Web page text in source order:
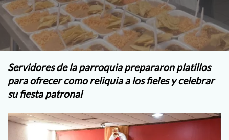
Servidores de la parroquia prepararon platillos
para ofrecer como reliquia a los fieles y celebrar
su fiesta patronal